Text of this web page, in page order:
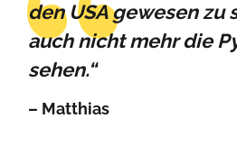
den USA gewesen zu
auch nicht mehr die
sehen.“
– Matthias